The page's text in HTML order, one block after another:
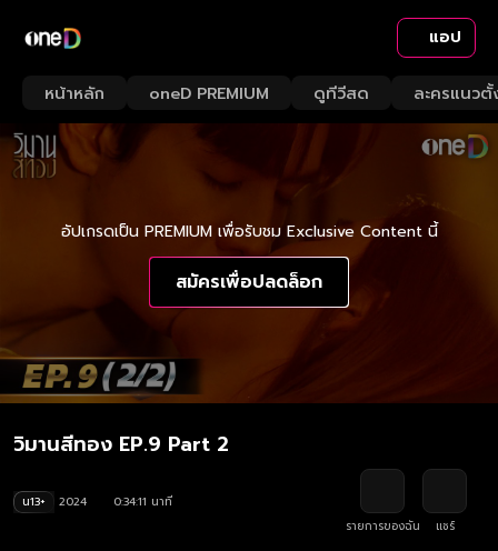
แอป
หน้าหลัก oneD PREMIUM ดูทีวีสด ละครแนวตั้
อัปเกรดเป็น PREMIUM เพื่อรับชม Exclusive Content นี้
สมัครเพื่อปลดล็อก
วิมานสีทอง EP.9 Part 2
น13+ 2024
0:34:11 นาที
รายการของฉัน
แชร์